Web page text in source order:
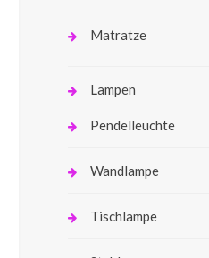
Matratze
Lampen
Pendelleuchte
Wandlampe
Tischlampe